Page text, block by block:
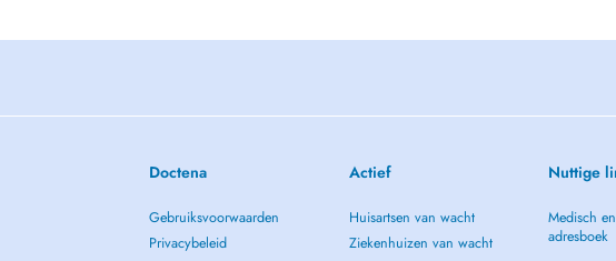
Doctena
Gebruiksvoorwaarden
Privacybeleid
Actief
Huisartsen van wacht
Ziekenhuizen van wacht
Nuttige
Medisch
adresboek